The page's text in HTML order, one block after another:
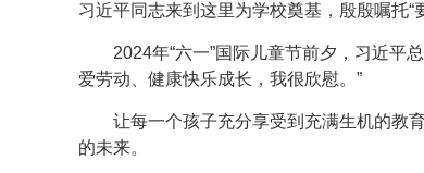
习近平同志来到这里为学校奠基，殷殷嘱托“
2024年“六一”国际儿童节前夕，习近平
爱劳动、健康快乐成长，我很欣慰。”
让每一个孩子充分享受到充满生机的教
的未来。